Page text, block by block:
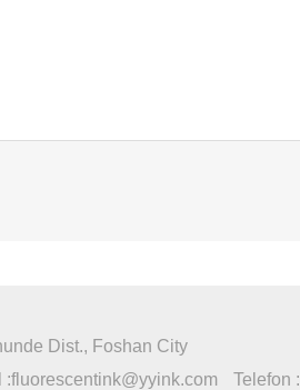
Dist., Foshan City
:fluorescentink@yyink.com Telefon :